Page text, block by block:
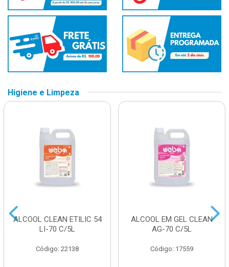
Higiene e Limpeza
ALCOOL CLEAN ETILIC 54
LI-70 C/5L
Código: 22138
ALCOOL EM GEL CLEAN
AG-70 C/5L
Código: 17559